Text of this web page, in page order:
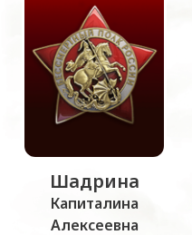
Шадрина
Капиталина
Алексеевна